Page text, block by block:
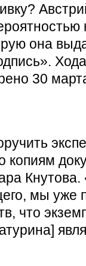
она
30
копиям
Кнутова.
мы уже
что